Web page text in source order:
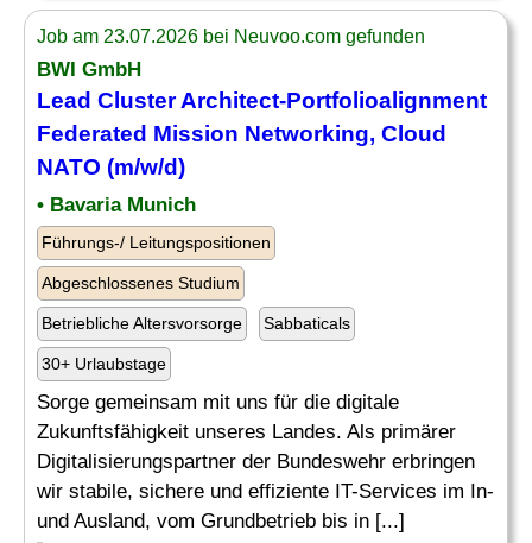
Job am 23.07.2026 bei Neuvoo.com gefunden
BWI GmbH
Lead Cluster Architect-Portfolioalignment
Federated Mission Networking, Cloud
NATO (m/w/d)
• Bavaria Munich
Führungs-/ Leitungspositionen
Abgeschlossenes Studium
Betriebliche Altersvorsorge Sabbaticals
30+ Urlaubstage
Sorge gemeinsam mit uns für die digitale
Zukunftsfähigkeit unseres Landes. Als primärer
Digitalisierungspartner der Bundeswehr erbringen
wir stabile, sichere und effiziente IT-Services im In-
und Ausland, vom Grundbetrieb bis in [...]